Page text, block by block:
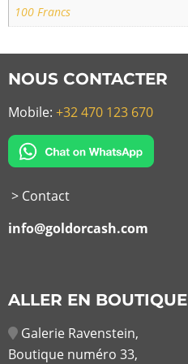
100 Francs
NOUS CONTACTER
Mobile: +32 470 123 670
> Contact
info@goldorcash.com
ALLER EN BOUTIQUE
Galerie Ravenstein,
Boutique numéro 33,